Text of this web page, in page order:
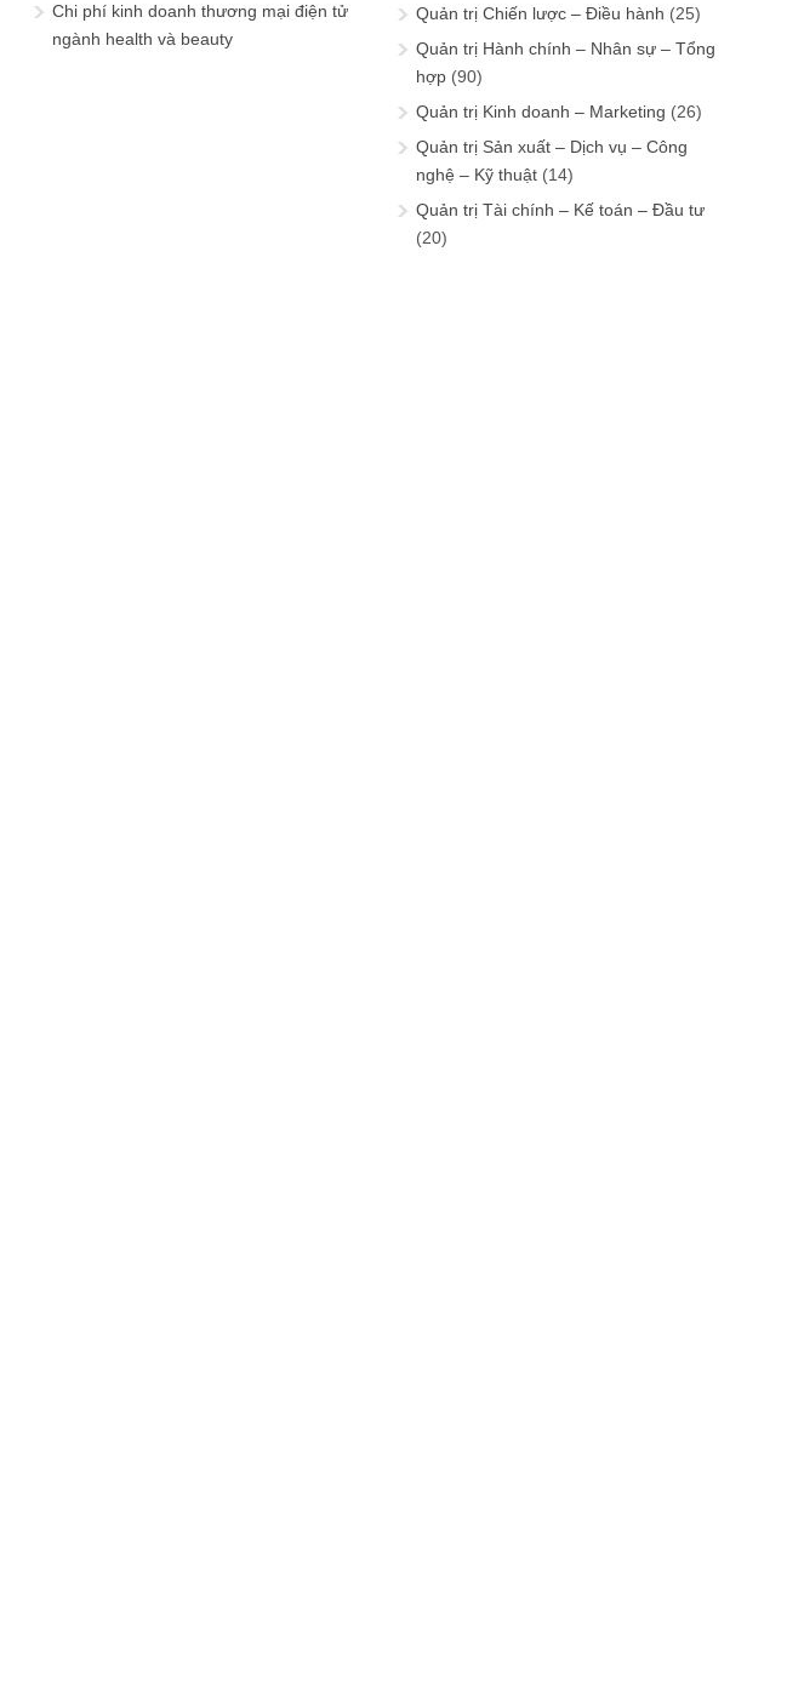
Chi phí kinh doanh thương mại điện tử
ngành health và beauty
Quản trị Chiến lược – Điều hành (25)
Quản trị Hành chính – Nhân sự – Tổng
hợp (90)
Quản trị Kinh doanh – Marketing (26)
Quản trị Sản xuất – Dịch vụ – Công
nghệ – Kỹ thuật (14)
Quản trị Tài chính – Kế toán – Đầu tư
(20)